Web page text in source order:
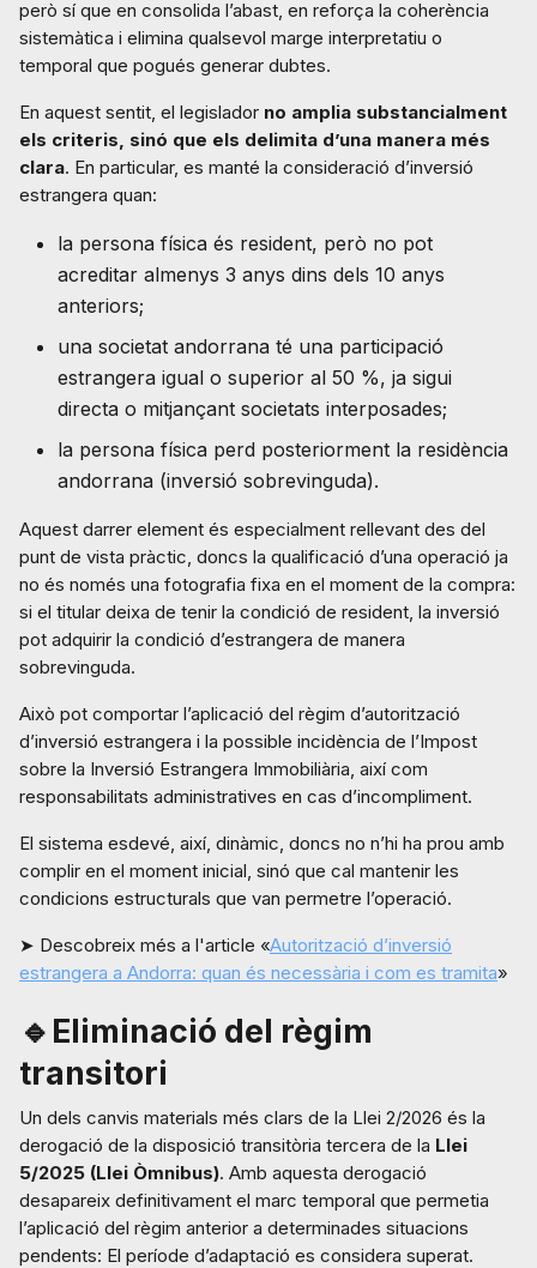
però sí que en consolida l’abast, en reforça la coherència
sistemàtica i elimina qualsevol marge interpretatiu o
temporal que pogués generar dubtes.
En aquest sentit, el legislador no amplia substancialment
els criteris, sinó que els delimita d’una manera més
clara. En particular, es manté la consideració d’inversió
estrangera quan:
la persona física és resident, però no pot
acreditar almenys 3 anys dins dels 10 anys
anteriors;
una societat andorrana té una participació
estrangera igual o superior al 50 %, ja sigui
directa o mitjançant societats interposades;
la persona física perd posteriorment la residència
andorrana (inversió sobrevinguda).
Aquest darrer element és especialment rellevant des del
punt de vista pràctic, doncs la qualificació d’una operació ja
no és només una fotografia fixa en el moment de la compra:
si el titular deixa de tenir la condició de resident, la inversió
pot adquirir la condició d’estrangera de manera
sobrevinguda.
Això pot comportar l’aplicació del règim d’autorització
d’inversió estrangera i la possible incidència de l’Impost
sobre la Inversió Estrangera Immobiliària, així com
responsabilitats administratives en cas d’incompliment.
El sistema esdevé, així, dinàmic, doncs no n’hi ha prou amb
complir en el moment inicial, sinó que cal mantenir les
condicions estructurals que van permetre l’operació.
➤ Descobreix més a l'article «Autorització d’inversió
estrangera a Andorra: quan és necessària i com es tramita»
🔹Eliminació del règim
transitori
Un dels canvis materials més clars de la Llei 2/2026 és la
derogació de la disposició transitòria tercera de la Llei
5/2025 (Llei Òmnibus). Amb aquesta derogació
desapareix definitivament el marc temporal que permetia
l’aplicació del règim anterior a determinades situacions
pendents: El període d’adaptació es considera superat.